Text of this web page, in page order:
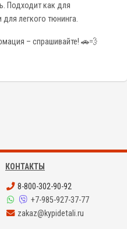
Подходит как для
легкого тюнинга.
– спрашивайте! 🚗💨
КОНТАКТЫ
8-800-302-90-92
+7-985-927-37-77
zakaz@kypidetali.ru